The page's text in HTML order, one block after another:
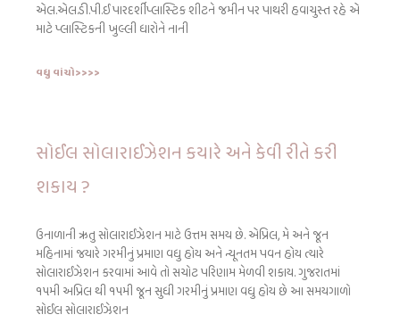
એલ.એલ.ડી.પી.ઈ પારદર્શીપ્લાસ્ટિક શીટને જમીન પર પાથરી હવાચુસ્ત રહે એ
માટે પ્લાસ્ટિકની ખુલ્લી ધારોને નાની
વધુ વાંચો>>>>
સોઈલ સોલારાઈઝેશન કયારે અને કેવી રીતે કરી
શકાય ?
ઉનાળાની ઋતુ સોલારાઈઝેશન માટે ઉત્તમ સમય છે. એપ્રિલ, મે અને જૂન
મહિનામાં જયારે ગરમીનું પ્રમાણ વધુ હોય અને ન્યૂનતમ પવન હોય ત્યારે
સોલારાઈઝેશન કરવામાં આવે તો સચોટ પરિણામ મેળવી શકાય. ગુજરાતમાં
૧૫મી અપ્રિલ થી ૧૫મી જૂન સુધી ગરમીનું પ્રમાણ વધુ હોય છે આ સમયગાળો
સોઈલ સોલારાઈઝેશન